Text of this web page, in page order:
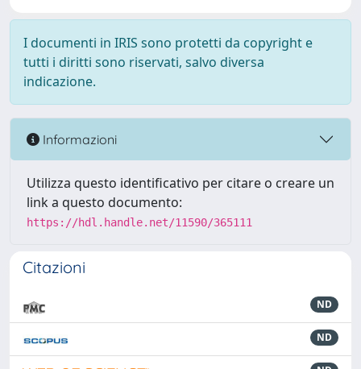
I documenti in IRIS sono protetti da copyright e
tutti i diritti sono riservati, salvo diversa
indicazione.
Informazioni
Utilizza questo identificativo per citare o creare un
link a questo documento:
https://hdl.handle.net/11590/365111
Citazioni
ND
ND